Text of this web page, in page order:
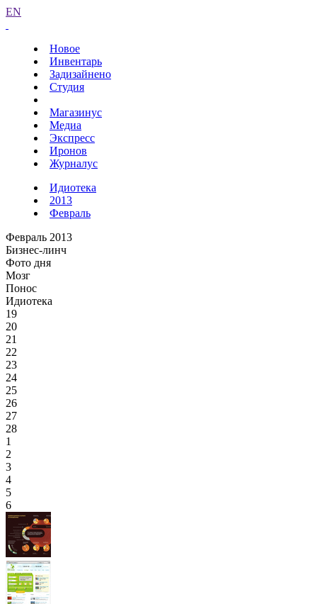
EN
Новое
Инвентарь
Задизайнено
Студия
Магазинус
Медиа
Экспресс
Иронов
Журналус
Идиотека
2013
Февраль
Февраль 2013
Бизнес-линч
Фото дня
Мозг
Понос
Идиотека
19
20
21
22
23
24
25
26
27
28
1
2
3
4
5
6